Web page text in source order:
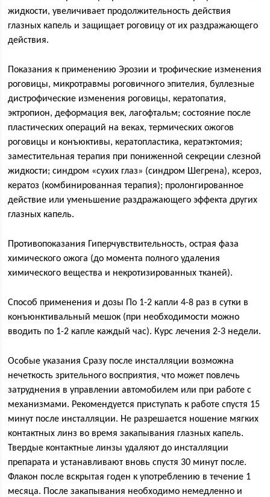
жидкости, увеличивает продолжительность действия
глазных капель и защищает роговицу от их раздражающего
действия.
Показания к применению Эрозии и трофические изменения
роговицы, микротравмы роговичного эпителия, буллезные
дистрофические изменения роговицы, кератопатия,
эктропион, деформация век, лагофтальм; состояние после
пластических операций на веках, термических ожогов
роговицы и конъюктивы, кератопластика, кератэктомия;
заместительная терапия при пониженной секреции слезной
жидкости; синдром «сухих глаз» (синдром Шегрена), ксероз,
кератоз (комбинированная терапия); пролонгированное
действие или уменьшение раздражающего эффекта других
глазных капель.
Противопоказания Гиперчувствительность, острая фаза
химического ожога (до момента полного удаления
химического вещества и некротизированных тканей).
Способ применения и дозы По 1-2 капли 4-8 раз в сутки в
конъюнктивальный мешок (при необходимости можно
вводить по 1-2 капле каждый час). Курс лечения 2-3 недели.
Особые указания Сразу после инсталляции возможна
нечеткость зрительного восприятия, что может повлечь
затруднения в управлении автомобилем или при работе с
механизмами. Рекомендуется приступать к работе спустя 15
минут после инсталляции. Не разрешается ношение мягких
контактных линз во время закапывания глазных капель.
Твердые контактные линзы удаляют до инсталляции
препарата и устанавливают вновь спустя 30 минут после.
Флакон после вскрытая годен к употреблению в течение 1
месяца. После закапывания необходимо немедленно и